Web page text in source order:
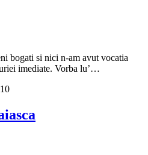
bogati si nici n-am avut vocatia
imediate. Vorba lu’…